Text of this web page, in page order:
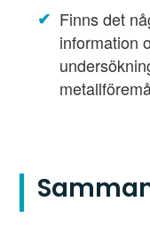
Finns det
information